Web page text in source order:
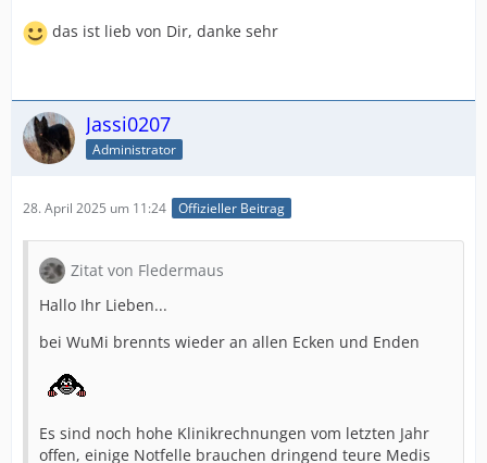
das ist lieb von Dir, danke sehr
Jassi0207
Administrator
28. April 2025 um 11:24 Offizieller Beitrag
Zitat von Fledermaus
Hallo Ihr Lieben...
bei WuMi brennts wieder an allen Ecken und Enden
Es sind noch hohe Klinikrechnungen vom letzten Jahr
offen, einige Notfelle brauchen dringend teure Medis